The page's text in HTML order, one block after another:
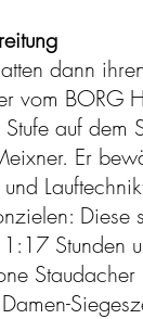
dann
vom BORG
auf
Er
Stunden